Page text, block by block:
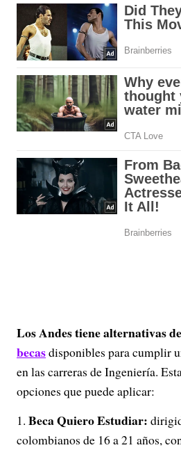
Los Andes tiene alternativas
becasdisponibles para cumplir
en las carreras de Ingeniería.
opciones que puede aplicar:
Beca Quiero Estudiar:
colombianos de 16 a 21 años,